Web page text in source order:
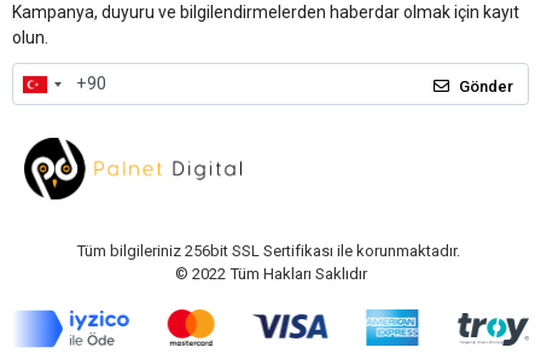
Kampanya, duyuru ve bilgilendirmelerden haberdar olmak için kayıt
olun.
Gönder
Tüm bilgileriniz 256bit SSL Sertifikası ile korunmaktadır.
© 2022 Tüm Hakları Saklıdır